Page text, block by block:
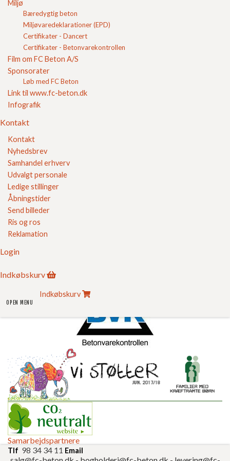
Miljø
Bæredygtig beton
Miljøvaredeklarationer (EPD)
Certifikater - Dancert
Certifikater - Betonvarekontrollen
Film om FC Beton A/S
Sponsorater
Løb med FC Beton
Link til www.fc-beton.dk
Infografik
Kontakt
Kontakt
Nyhedsbrev
Samhandel erhverv
Udvalgt personale
Ledige stillinger
Åbningstider
Send billeder
Ris og ros
Reklamation
Login
Indkøbskurv
OPEN MENU
Indkøbskurv
Vendeplads
Villavej
Udendørs lagerplads
Belægningssten til indkørsel
Terrasse belægningssten
Rådhusbelægning
Permeable belægninger
Københavnerbelægning
FC Kvalitet
Sikker E-handel
Samarbejdspartnere
Tlf 98 34 34 11 Email